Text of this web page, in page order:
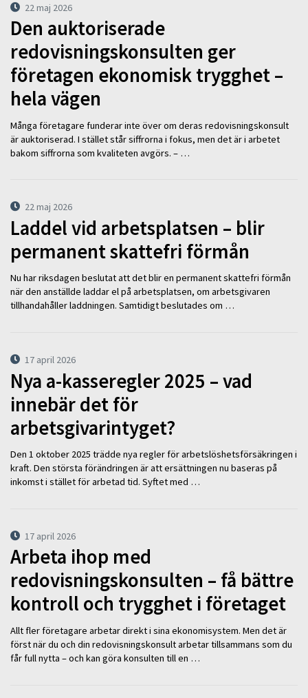
22 maj 2026
Den auktoriserade
redovisningskonsulten ger
företagen ekonomisk trygghet –
hela vägen
Många företagare funderar inte över om deras redovisningskonsult
är auktoriserad. I stället står siffrorna i fokus, men det är i arbetet
bakom siffrorna som kvaliteten avgörs. – …
22 maj 2026
Laddel vid arbetsplatsen – blir
permanent skattefri förmån
Nu har riksdagen beslutat att det blir en permanent skattefri förmån
när den anställde laddar el på arbetsplatsen, om arbetsgivaren
tillhandahåller laddningen. Samtidigt beslutades om …
17 april 2026
Nya a-kasseregler 2025 – vad
innebär det för
arbetsgivarintyget?
Den 1 oktober 2025 trädde nya regler för arbetslöshetsförsäkringen i
kraft. Den största förändringen är att ersättningen nu baseras på
inkomst i stället för arbetad tid. Syftet med …
17 april 2026
Arbeta ihop med
redovisningskonsulten – få bättre
kontroll och trygghet i företaget
Allt fler företagare arbetar direkt i sina ekonomisystem. Men det är
först när du och din redovisningskonsult arbetar tillsammans som du
får full nytta – och kan göra konsulten till en …